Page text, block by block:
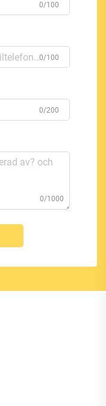
0/100
0/100
0/200
0/1000